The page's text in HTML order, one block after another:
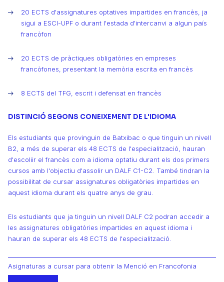
20 ECTS d'assignatures optatives impartides en francès, ja
sigui a ESCI-UPF o durant l'estada d'intercanvi a algun país
francòfon
20 ECTS de pràctiques obligatòries en empreses
francòfones, presentant la memòria escrita en francès
8 ECTS del TFG, escrit i defensat en francès
DISTINCIÓ SEGONS CONEIXEMENT DE L'IDIOMA
Els estudiants que provinguin de Batxibac o que tinguin un nivell
B2, a més de superar els 48 ECTS de l'especialització, hauran
d'escoliir el francès com a idioma optatiu durant els dos primers
cursos amb l'objectiu d'assolir un DALF C1-C2. També tindran la
possibilitat de cursar assignatures obligatòries impartides en
aquest idioma durant els quatre anys de grau.
Els estudiants que ja tinguin un nivell DALF C2 podran accedir a
les assignatures obligatòries impartides en aquest idioma i
hauran de superar els 48 ECTS de l'especialització.
Asignaturas a cursar para obtenir la Menció en Francofonia